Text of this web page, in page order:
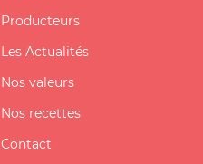
Producteurs
Les Actualités
Nos valeurs
Nos recettes
Contact